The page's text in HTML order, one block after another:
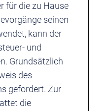
für die zu Hause
seinen
kann der
und
Grundsätzlich
des
gefordert. Zur
die